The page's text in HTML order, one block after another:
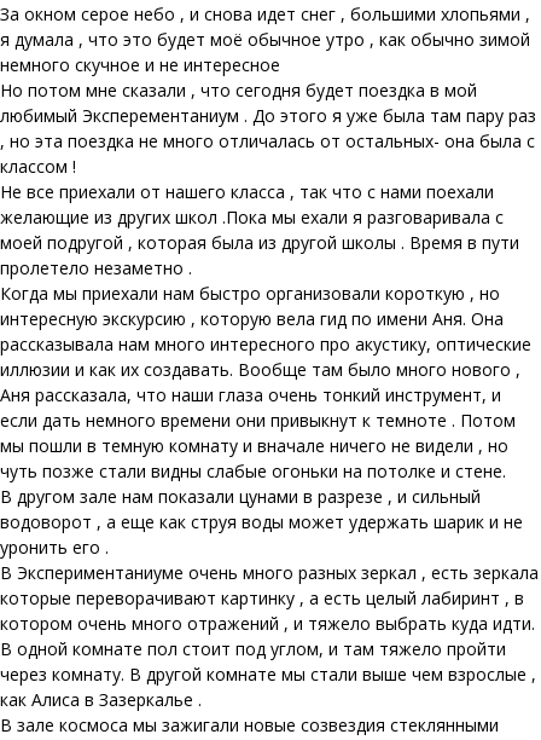
За окном серое небо , и снова идет снег , большими хлопьями ,
я думала , что это будет моё обычное утро , как обычно зимой
немного скучное и не интересное
Но потом мне сказали , что сегодня будет поездка в мой
любимый Эксперементаниум . До этого я уже была там пару раз
, но эта поездка не много отличалась от остальных- она была с
классом !
Не все приехали от нашего класса , так что с нами поехали
желающие из других школ .Пока мы ехали я разговаривала с
моей подругой , которая была из другой школы . Время в пути
пролетело незаметно .
Когда мы приехали нам быстро организовали короткую , но
интересную экскурсию , которую вела гид по имени Аня. Она
рассказывала нам много интересного про акустику, оптические
иллюзии и как их создавать. Вообще там было много нового ,
Аня рассказала, что наши глаза очень тонкий инструмент, и
если дать немного времени они привыкнут к темноте . Потом
мы пошли в темную комнату и вначале ничего не видели , но
чуть позже стали видны слабые огоньки на потолке и стене.
В другом зале нам показали цунами в разрезе , и сильный
водоворот , а еще как струя воды может удержать шарик и не
уронить его .
В Экспериментаниуме очень много разных зеркал , есть зеркала
которые переворачивают картинку , а есть целый лабиринт , в
котором очень много отражений , и тяжело выбрать куда идти.
В одной комнате пол стоит под углом, и там тяжело пройти
через комнату. В другой комнате мы стали выше чем взрослые ,
как Алиса в Зазеркалье .
В зале космоса мы зажигали новые созвездия стеклянными